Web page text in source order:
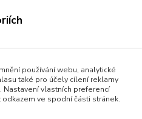
používání webu, analytické
také pro účely cílení reklamy
Nastavení vlastních preferencí
ve spodní části stránek.